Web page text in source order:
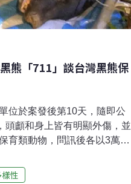
熊「711」談台灣黑熊保
位於案發後第10天，隨即公
頭顱和身上皆有明顯外傷，並
育類動物，問訊後各以3萬元
是查獲山老鼠宰殺食用及販
性